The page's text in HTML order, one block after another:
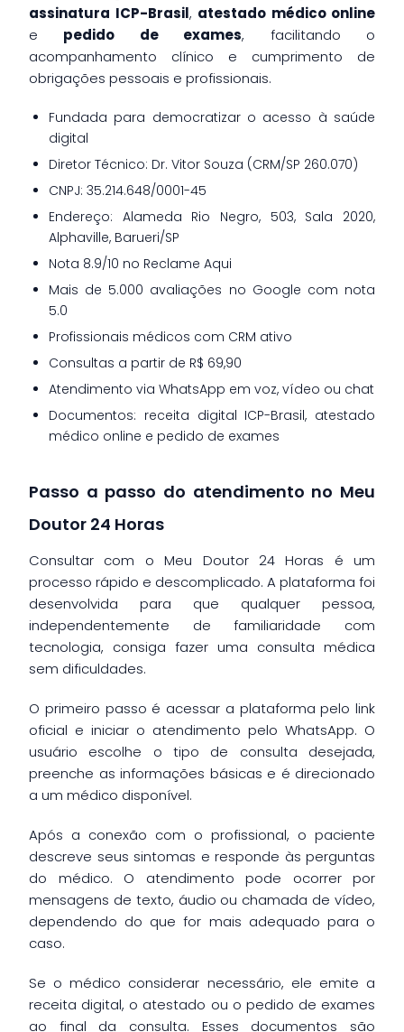
assinatura ICP-Brasil, atestado médico online
e pedido de exames, facilitando o
acompanhamento clínico e cumprimento de
obrigações pessoais e profissionais.
Fundada para democratizar o acesso à saúde
digital
Diretor Técnico: Dr. Vitor Souza (CRM/SP 260.070)
CNPJ: 35.214.648/0001-45
Endereço: Alameda Rio Negro, 503, Sala 2020,
Alphaville, Barueri/SP
Nota 8.9/10 no Reclame Aqui
Mais de 5.000 avaliações no Google com nota
5.0
Profissionais médicos com CRM ativo
Consultas a partir de R$ 69,90
Atendimento via WhatsApp em voz, vídeo ou chat
Documentos: receita digital ICP-Brasil, atestado
médico online e pedido de exames
Passo a passo do atendimento no Meu
Doutor 24 Horas
Consultar com o Meu Doutor 24 Horas é um
processo rápido e descomplicado. A plataforma foi
desenvolvida para que qualquer pessoa,
independentemente de familiaridade com
tecnologia, consiga fazer uma consulta médica
sem dificuldades.
O primeiro passo é acessar a plataforma pelo link
oficial e iniciar o atendimento pelo WhatsApp. O
usuário escolhe o tipo de consulta desejada,
preenche as informações básicas e é direcionado
a um médico disponível.
Após a conexão com o profissional, o paciente
descreve seus sintomas e responde às perguntas
do médico. O atendimento pode ocorrer por
mensagens de texto, áudio ou chamada de vídeo,
dependendo do que for mais adequado para o
caso.
Se o médico considerar necessário, ele emite a
receita digital, o atestado ou o pedido de exames
ao final da consulta. Esses documentos são